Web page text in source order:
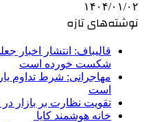
۱۴۰۴/۰۱/۰۲
نوشته‌های تازه
قالیباف: انتشار اخبار
شکست خورده است
مهاجرانی: شرط تداوم
است
تقویت نظارت بر بازار در
خانه هوشمند کایا